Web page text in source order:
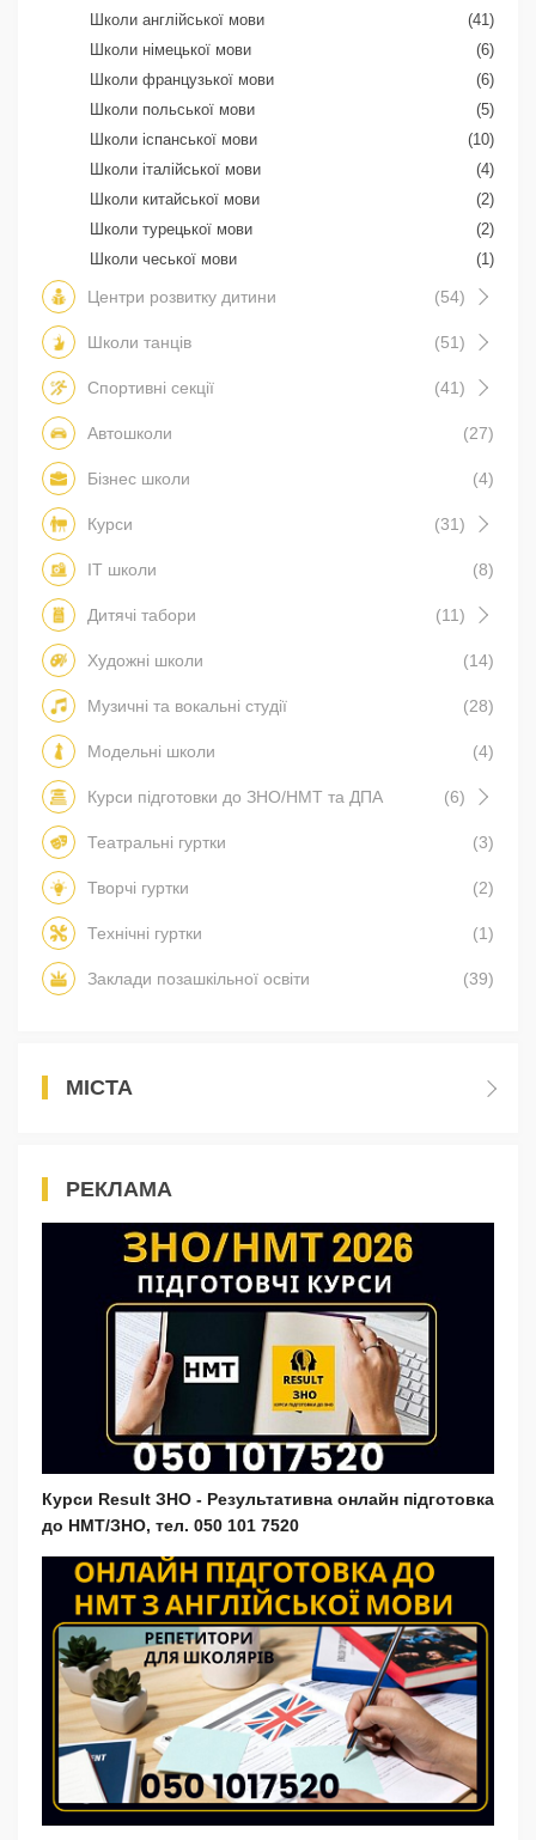
Школи англійської мови
(41)
Школи німецької мови
(6)
Школи французької мови
(6)
Школи польської мови
(5)
Школи іспанської мови
(10)
Школи італійської мови
(4)
Школи китайської мови
(2)
Школи турецької мови
(2)
Школи чеської мови
(1)
Центри розвитку дитини (54)
Школи танців (51)
Спортивні секції (41)
Автошколи (27)
Бізнес школи (4)
Курси (31)
IT школи (8)
Дитячі табори (11)
Художні школи (14)
Музичні та вокальні студії (28)
Модельні школи (4)
Курси підготовки до ЗНО/НМТ та ДПА (6)
Театральні гуртки (3)
Творчі гуртки (2)
Технічні гуртки (1)
Заклади позашкільної освіти (39)
МІСТА
РЕКЛАМА
Курси Result ЗНО - Результативна онлайн підготовка
до НМТ/ЗНО, тел. 050 101 7520